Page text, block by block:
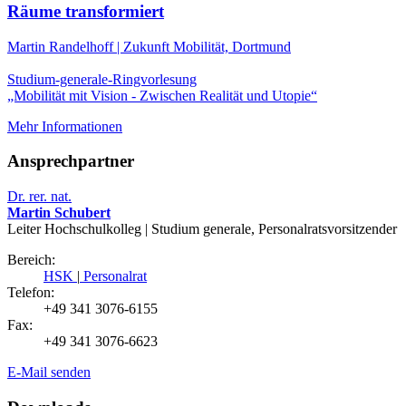
Räume transformiert
Martin Randelhoff | Zukunft Mobilität, Dortmund
Studium-generale-Ringvorlesung
„Mobilität mit Vision - Zwischen Realität und Utopie“
Mehr Informationen
Ansprechpartner
Dr. rer. nat.
Martin Schubert
Leiter Hochschulkolleg | Studium generale, Personalratsvorsitzender
Bereich:
HSK | Personalrat
Telefon:
+49 341 3076-6155
Fax:
+49 341 3076-6623
E-Mail senden